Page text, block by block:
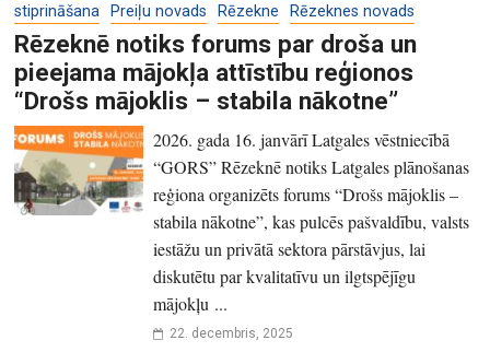
stiprināšana
Preiļu novads Rēzekne Rēzeknes novads
Rēzeknē notiks forums par droša un
pieejama mājokļa attīstību reģionos
“Drošs mājoklis – stabila nākotne”
2026. gada 16. janvārī Latgales vēstniecībā
“GORS” Rēzeknē notiks Latgales plānošanas
reģiona organizēts forums “Drošs mājoklis –
stabila nākotne”, kas pulcēs pašvaldību, valsts
iestāžu un privātā sektora pārstāvjus, lai
diskutētu par kvalitatīvu un ilgtspējīgu
mājokļu ...
22. decembris, 2025